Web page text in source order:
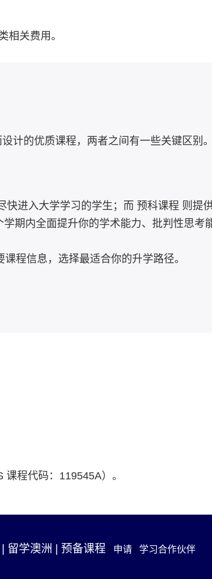
相关费用。
计的优质课程，两者之间有一些关键区别。
快进入大学学习的学生；而 预科课程 则
内全面提升你的学术能力、批判性思考
程信息，选择最适合你的升学路径。
程代码：119545A）。
留学澳洲 预备课程 申请 学习合作伙伴